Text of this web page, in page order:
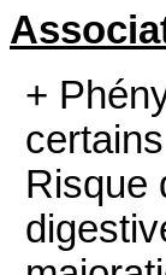
+
Risque